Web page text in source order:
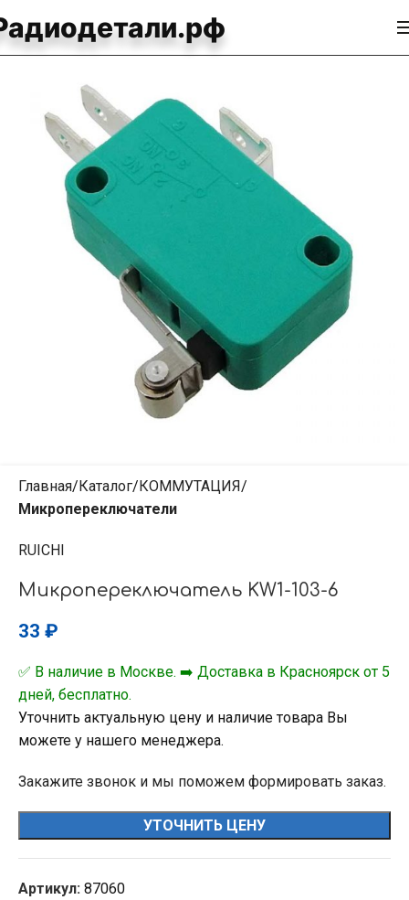
Главная Каталог КОММУТАЦИЯ
Микропереключатели
RUICHI
Микропереключатель KW1-103-6
33 ₽
✅ В наличие в Москве. ➡️ Доставка в Красноярск от 5
дней, бесплатно.
Уточнить актуальную цену и наличие товара Вы
можете у нашего менеджера.
Закажите звонок и мы поможем формировать заказ.
УТОЧНИТЬ ЦЕНУ
Артикул: 87060